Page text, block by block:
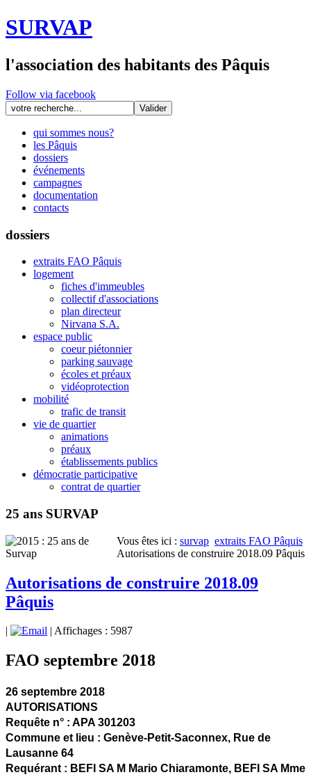
SURVAP
l'association des habitants des Pâquis
Follow via facebook
qui sommes nous?
les Pâquis
dossiers
événements
campagnes
documentation
contacts
dossiers
extraits FAO Pâquis
logement
fiches d'immeubles
collectif d'associations
plan directeur
Nirvana S.A.
espace public
coeur piétonnier
parking sauvage
écoles et préaux
vidéoprotection
mobilité
trafic de transit
vie de quartier
animations
préaux
établissements publics
démocratie participative
contrat de quartier
25 ans SURVAP
Vous êtes ici : survap extraits FAO Pâquis
Autorisations de construire 2018.09 Pâquis
Autorisations de construire 2018.09
Pâquis
| Affichages : 5987
FAO septembre 2018
26 septembre 2018
AUTORISATIONS
Requête n° : APA 301203
Commune et lieu : Genève-Petit-Saconnex, Rue de
Lausanne 64
Requérant : BEFI SA M Mario Chiaramonte, BEFI SA Mme